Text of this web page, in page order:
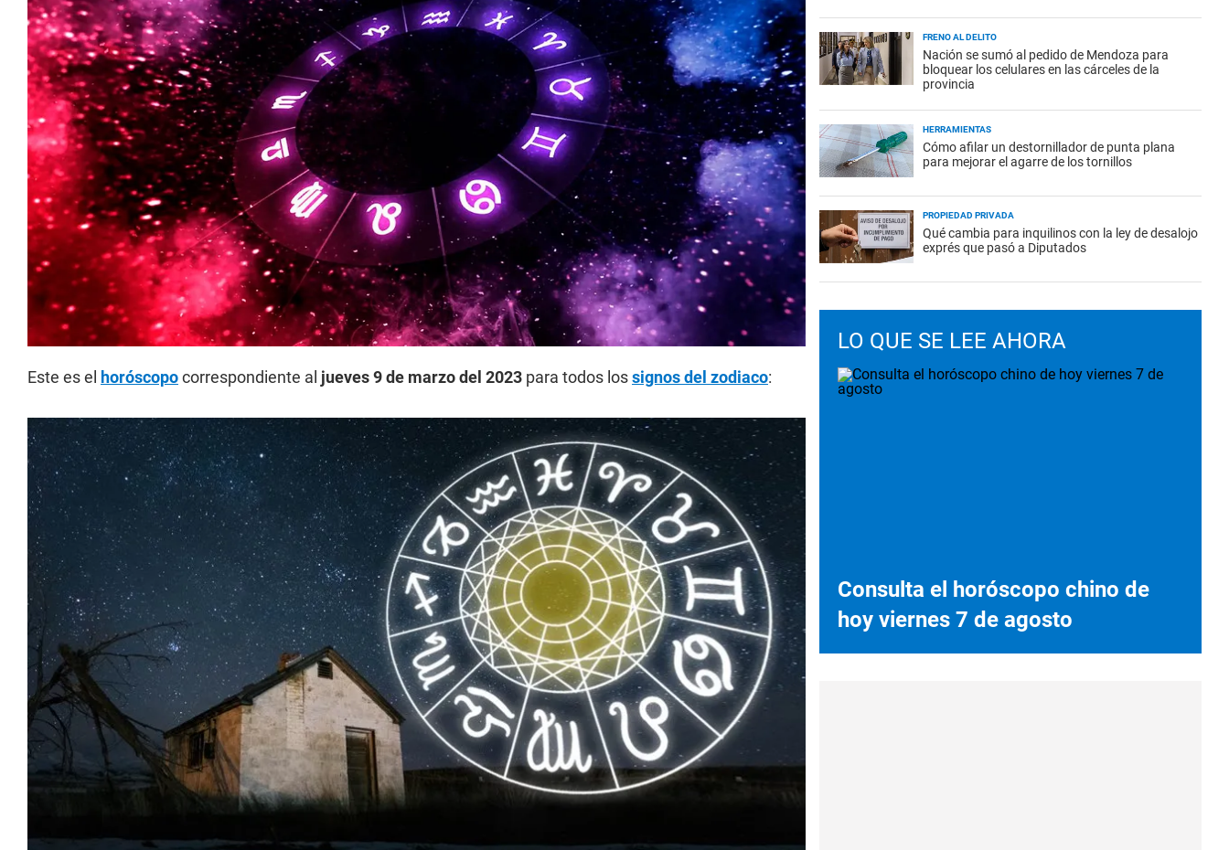
Este es el horóscopocorrespondiente al jueves 9 de marzo del 2023 para todos lossignos del zodiaco:
FRENO AL DELITO
Nación se sumó al pedido de Mendoza para
bloquear los celulares en las cárceles de la
provincia
HERRAMIENTAS
Cómo afilar un destornillador de punta plana
para mejorar el agarre de los tornillos
PROPIEDAD PRIVADA
Qué cambia para inquilinos con la ley de desalojo
exprés que pasó a Diputados
LO QUE SE LEE AHORA
Consulta el horóscopo chino de
hoy viernes 7 de agosto